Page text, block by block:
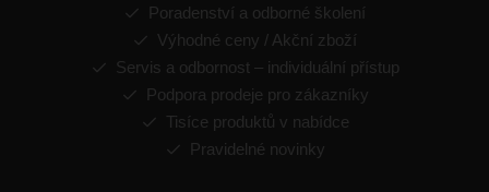
Poradenství a odborné školení
Výhodné ceny / Akční zboží
Servis a odbornost – individuální přístup
Podpora prodeje pro zákazníky
Tisíce produktů v nabídce
Pravidelné novinky